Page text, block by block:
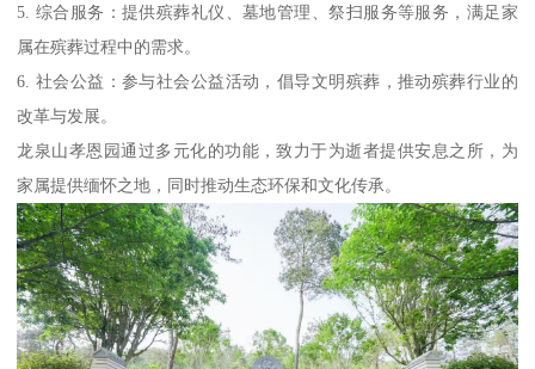
5. 综合服务：提供殡葬礼仪、墓地管理、祭扫服务等服务，满足家
属在殡葬过程中的需求。
6. 社会公益：参与社会公益活动，倡导文明殡葬，推动殡葬行业的
改革与发展。
龙泉山孝恩园通过多元化的功能，致力于为逝者提供安息之所，为
家属提供缅怀之地，同时推动生态环保和文化传承。